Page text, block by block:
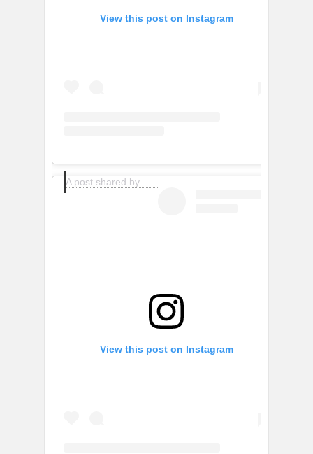
View this post on Instagram
View this post on Instagram